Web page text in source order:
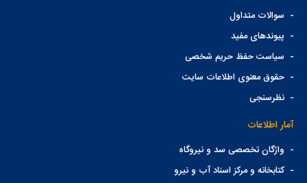
- سوالات متداول
- پیوندهای مفید
- سیاست حفظ حریم شخصی
-حقوق معنوی اطلاعات سایت
-نظرسنجی
آمار اطلاعات
- واژگان تخصصی سد و نیروگاه
-کتابخانه و مرکز اسناد آب و نیرو